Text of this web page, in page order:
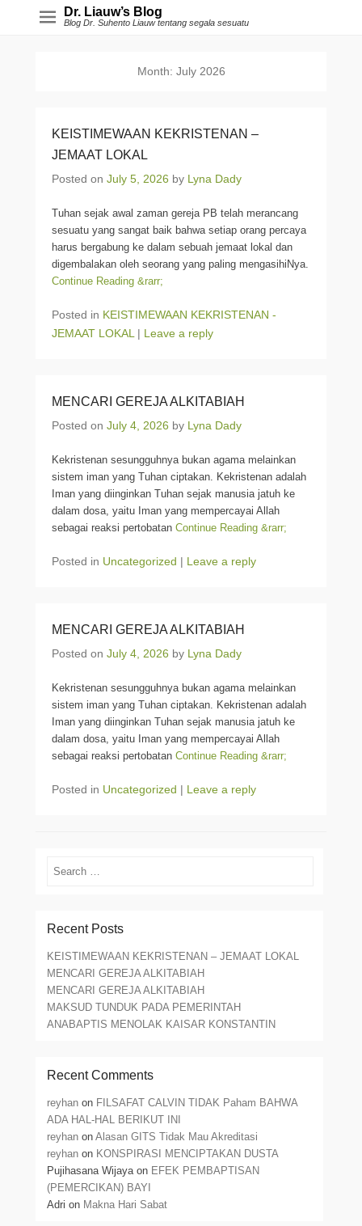
Dr. Liauw’s Blog
Blog Dr. Suhento Liauw tentang segala sesuatu
Month: July 2026
KEISTIMEWAAN KEKRISTENAN –
JEMAAT LOKAL
Posted on July 5, 2026 by Lyna Dady
Tuhan sejak awal zaman gereja PB telah merancang
sesuatu yang sangat baik bahwa setiap orang percaya
harus bergabung ke dalam sebuah jemaat lokal dan
digembalakan oleh seorang yang paling mengasihiNya.
Continue Reading &rarr;
Posted in KEISTIMEWAAN KEKRISTENAN -
JEMAAT LOKAL | Leave a reply
MENCARI GEREJA ALKITABIAH
Posted on July 4, 2026 by Lyna Dady
Kekristenan sesungguhnya bukan agama melainkan
sistem iman yang Tuhan ciptakan. Kekristenan adalah
Iman yang diinginkan Tuhan sejak manusia jatuh ke
dalam dosa, yaitu Iman yang mempercayai Allah
sebagai reaksi pertobatan Continue Reading &rarr;
Posted in Uncategorized | Leave a reply
MENCARI GEREJA ALKITABIAH
Posted on July 4, 2026 by Lyna Dady
Kekristenan sesungguhnya bukan agama melainkan
sistem iman yang Tuhan ciptakan. Kekristenan adalah
Iman yang diinginkan Tuhan sejak manusia jatuh ke
dalam dosa, yaitu Iman yang mempercayai Allah
sebagai reaksi pertobatan Continue Reading &rarr;
Posted in Uncategorized | Leave a reply
Search
Recent Posts
KEISTIMEWAAN KEKRISTENAN – JEMAAT LOKAL
MENCARI GEREJA ALKITABIAH
MENCARI GEREJA ALKITABIAH
MAKSUD TUNDUK PADA PEMERINTAH
ANABAPTIS MENOLAK KAISAR KONSTANTIN
Recent Comments
reyhan on FILSAFAT CALVIN TIDAK Paham BAHWA
ADA HAL-HAL BERIKUT INI
reyhan onAlasan GITS Tidak Mau Akreditasi
reyhan on KONSPIRASI MENCIPTAKAN DUSTA
Pujihasana Wijayaon EFEK PEMBAPTISAN
(PEMERCIKAN) BAYI
Adri on Makna Hari Sabat